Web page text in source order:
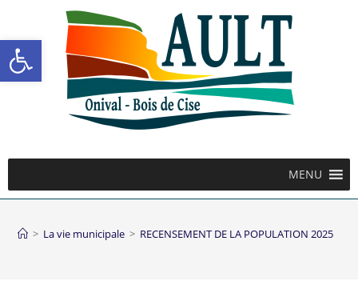
Ouvrir la barre d’outils
MENU
> La vie municipale > RECENSEMENT DE LA POPULATION 2025